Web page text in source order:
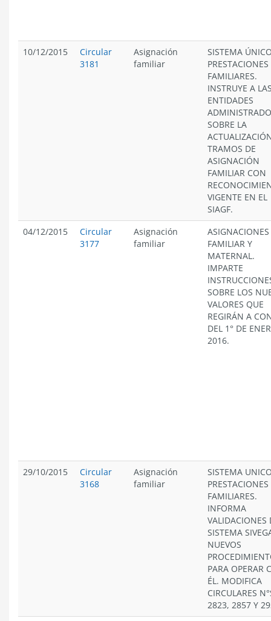
10/12/2015
Circular
3181
Asignación
familiar
SISTEMA
PRESTACIONES
FAMILIARES.
INSTRUYE A
ENTIDADES
SOBRE LA
TRAMOS DE
ASIGNACIÓN
FAMILIAR CON
VIGENTE EN EL
SIAGF.
04/12/2015
Circular
3177
Asignación
familiar
ASIGNACIONES
FAMILIAR Y
MATERNAL.
IMPARTE
SOBRE LOS
VALORES QUE
REGIRÁN A
DEL 1° DE
2016.
29/10/2015
Circular
3168
Asignación
familiar
SISTEMA
PRESTACIONES
FAMILIARES.
INFORMA
VALIDACIONES
SISTEMA
NUEVOS
PARA OPERAR
ÉL. MODIFICA
CIRCULARES
2823, 2857 Y